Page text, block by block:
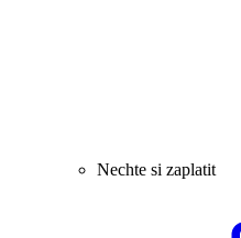
Nechte si zaplatit